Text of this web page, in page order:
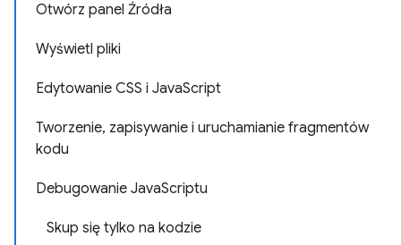
Otwórz panel Źródła
Wyświetl pliki
Edytowanie CSS i JavaScript
Tworzenie, zapisywanie i uruchamianie fragmentów
kodu
Debugowanie JavaScriptu
Skup się tylko na kodzie